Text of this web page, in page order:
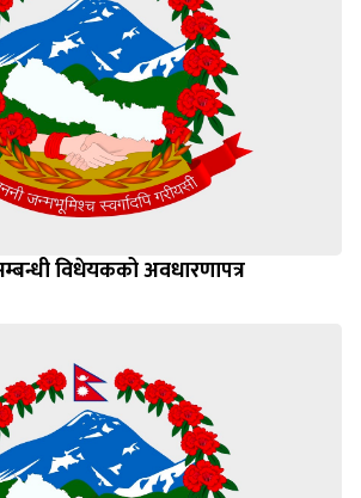
विधेयकको अवधारणापत्र